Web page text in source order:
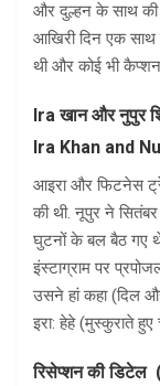
और दुल्हन के साथ की
आखिरी दिन एक साथ
थी और कोई भी कैप्शन
Iraखान और नुपुर
Ira Khan and
आइरा और फिटनेस
की थी. नूपुर ने
घुटनों के बल बैठ गए
इंस्टाग्राम पर
उसने हां कहा (दिल
इरा: हेहे (मुस्कुराते हुए
रिसेप्शन की